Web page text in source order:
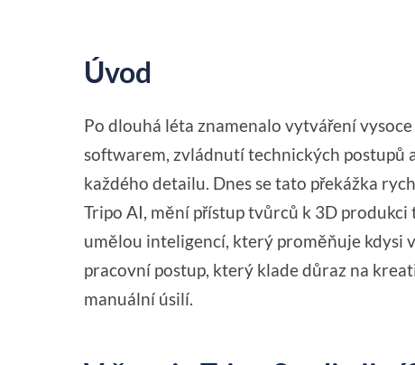
Úvod
Po dlouhá léta znamenalo vytváření
softwarem, zvládnutí technických postupů
každého detailu. Dnes se tato překážka
Tripo AI, mění přístup tvůrců k 3D
umělou inteligencí, který proměňuje kdysi
pracovní postup, který klade důraz na
manuální úsilí.